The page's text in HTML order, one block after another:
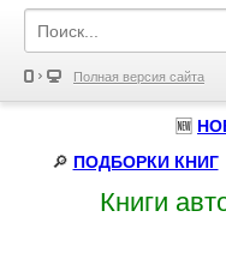
Полная версия сайта
🆕
🔎 ПОДБОРКИ КНИГ
Книги